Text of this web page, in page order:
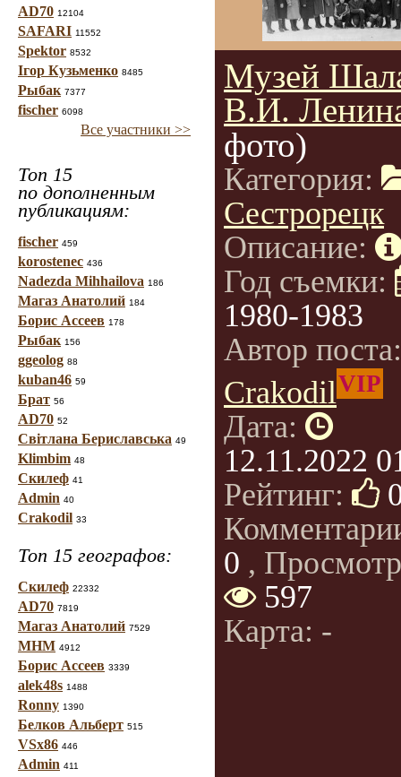
AD70 12104
SAFARI 11552
Spektor 8532
Ігор Кузьменко 8485
Рыбак 7377
fischer 6098
Все участники >>
Топ 15
по дополненным
публикациям:
fischer 459
korostenec 436
Nadezda Mihhailova 186
Магаз Анатолий 184
Борис Ассеев 178
Рыбак 156
ggeolog 88
kuban46 59
Брат 56
AD70 52
Світлана Бериславська 49
Klimbim 48
Скилеф 41
Admin 40
Crakodil 33
Топ 15 географов:
Скилеф 22332
AD70 7819
Магаз Анатолий 7529
МНМ 4912
Борис Ассеев 3339
alek48s 1488
Ronny 1390
Белков Альберт 515
VSx86 446
Admin 411
Музей
В.И.
фото)
Категория:
Сестрорецк
Описание:
Год съемки:
1980-1983
Автор
CrakodilVIP
Дата:
12.11.2022
Рейтинг:
0 ,
597
Карта: -